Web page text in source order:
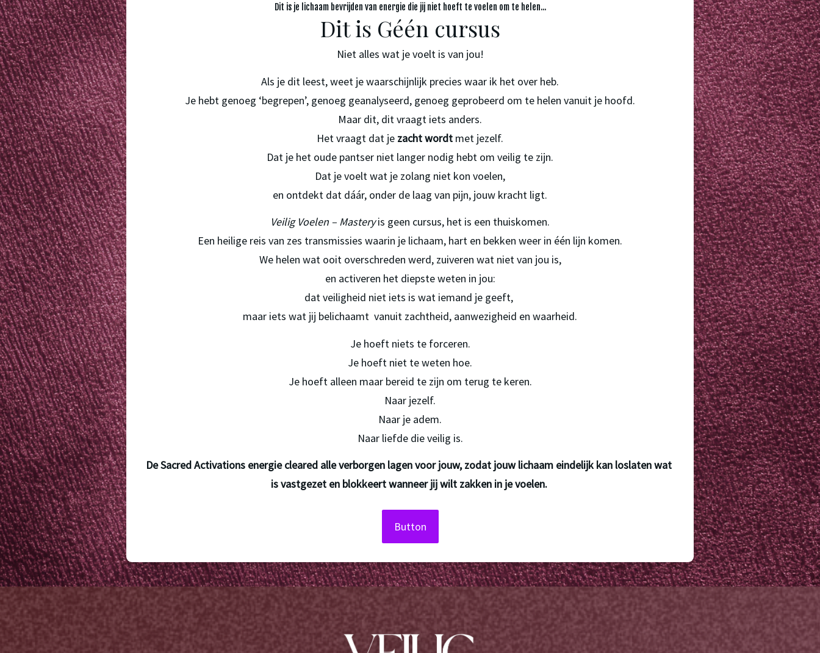
Dit is je lichaam bevrijden van energie die jij niet hoeft te voelen om te helen...
Dit is Géén cursus
Niet alles wat je voelt is van jou!
Als je dit leest, weet je waarschijnlijk precies waar ik het over heb.
Je hebt genoeg ‘begrepen’, genoeg geanalyseerd, genoeg geprobeerd om te helen vanuit je hoofd.
Maar dit, dit vraagt iets anders.
Het vraagt dat je zacht wordt met jezelf.
Dat je het oude pantser niet langer nodig hebt om veilig te zijn.
Dat je voelt wat je zolang niet kon voelen,
en ontdekt dat dáár, onder de laag van pijn, jouw kracht ligt.
Veilig Voelen – Mastery is geen cursus, het is een thuiskomen.
Een heilige reis van zes transmissies waarin je lichaam, hart en bekken weer in één lijn komen.
We helen wat ooit overschreden werd, zuiveren wat niet van jou is,
en activeren het diepste weten in jou:
dat veiligheid niet iets is wat iemand je geeft,
maar iets wat jij belichaamt  vanuit zachtheid, aanwezigheid en waarheid.
Je hoeft niets te forceren.
Je hoeft niet te weten hoe.
Je hoeft alleen maar bereid te zijn om terug te keren.
Naar jezelf.
Naar je adem.
Naar liefde die veilig is.
De Sacred Activations energie cleared alle verborgen lagen voor jouw, zodat jouw lichaam eindelijk kan loslaten wat
is vastgezet en blokkeert wanneer jij wilt zakken in je voelen.
Button